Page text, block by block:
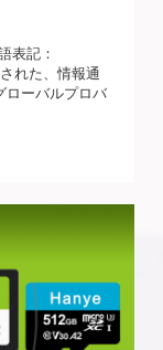
表記：
れた、情報通
ローバルプロバ